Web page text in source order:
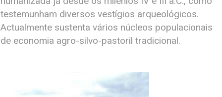
testemunham diversos vestígios arqueológicos.
Actualmente sustenta vários núcleos populacionais
de economia agro-silvo-pastoril tradicional.